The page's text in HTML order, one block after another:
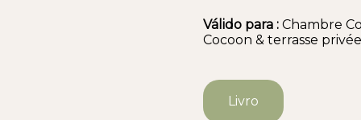
chambre avec
taxes de séjour
Válido para : Chambre
Cocoon & terrasse privée
Livro